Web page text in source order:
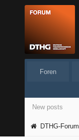
Foren
New posts
DTHG-Forum